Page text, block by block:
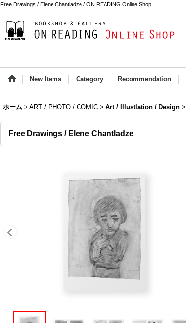
Free Drawings / Elene Chantladze / ON READING Online Shop
New Items Category Recommendation
ホーム > ART / PHOTO / COMIC > Art / Illustlation / Design >
Free Drawings / Elene Chantladze